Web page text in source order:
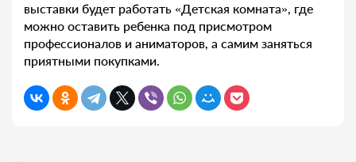
выставки будет работать «Детская комната», где
можно оставить ребенка под присмотром
профессионалов и аниматоров, а самим заняться
приятными покупками.